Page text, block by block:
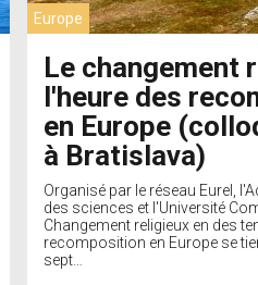
Europe
Le changement
l'heure des
en Europe
à Bratislava)
Organisé par le réseau Eurel,
des sciences et l'Université
Changement religieux en des
recomposition en Europe se
sept…